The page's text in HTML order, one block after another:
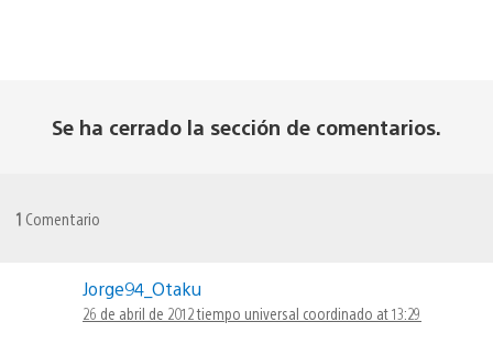
Se ha cerrado la sección de comentarios.
1 Comentario
Jorge94_Otaku
26 de abril de 2012 tiempo universal coordinado at 13:29